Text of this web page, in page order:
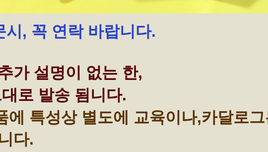
시, 꼭 연락 바랍니다.
가 설명이 없는 한,
로 발송 됨니다.
특성상 별도에 교육이나,카달로
다.